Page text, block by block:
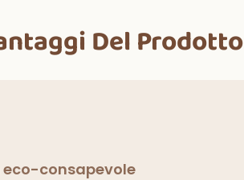
Del Prodotto
eco-consapevole